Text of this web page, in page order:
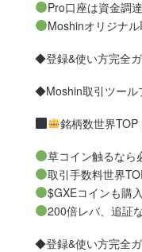
Pro口座は資金調
Moshinオリジナ
◆登録&使い方完全
◆Moshin取引ツール
銘柄数世界TOP
草コイン触るなら
取引手数料世界
$GXEコインも購
200倍レバ、追証
◆登録&使い方完全